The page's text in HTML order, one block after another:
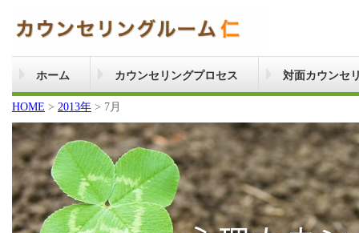
ホーム カウンセリングプロセス 対面カウンセ
HOME > 2013年 > 7月